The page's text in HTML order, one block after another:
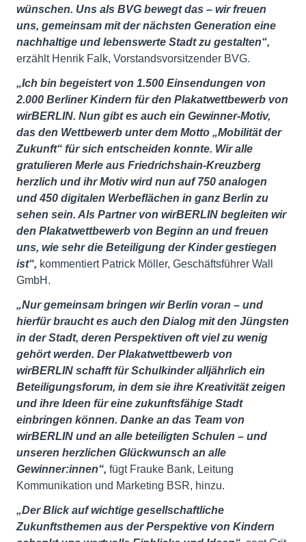
wünschen. Uns als BVG bewegt das – wir freuen
uns, gemeinsam mit der nächsten Generation eine
nachhaltige und lebenswerte Stadt zu gestalten“,
erzählt Henrik Falk, Vorstandsvorsitzender BVG.
„Ich bin begeistert von 1.500 Einsendungen von
2.000 Berliner Kindern für den Plakatwettbewerb von
wirBERLIN. Nun gibt es auch ein Gewinner-Motiv,
das den Wettbewerb unter dem Motto „Mobilität der
Zukunft“ für sich entscheiden konnte. Wir alle
gratulieren Merle aus Friedrichshain-Kreuzberg
herzlich und ihr Motiv wird nun auf 750 analogen
und 450 digitalen Werbeflächen in ganz Berlin zu
sehen sein. Als Partner von wirBERLIN begleiten wir
den Plakatwettbewerb von Beginn an und freuen
uns, wie sehr die Beteiligung der Kinder gestiegen
ist“, kommentiert Patrick Möller, Geschäftsführer Wall
GmbH.
„Nur gemeinsam bringen wir Berlin voran – und
hierfür braucht es auch den Dialog mit den Jüngsten
in der Stadt, deren Perspektiven oft viel zu wenig
gehört werden. Der Plakatwettbewerb von
wirBERLIN schafft für Schulkinder alljährlich ein
Beteiligungsforum, in dem sie ihre Kreativität zeigen
und ihre Ideen für eine zukunftsfähige Stadt
einbringen können. Danke an das Team von
wirBERLIN und an alle beteiligten Schulen – und
unseren herzlichen Glückwunsch an alle
Gewinner:innen“, fügt Frauke Bank, Leitung
Kommunikation und Marketing BSR, hinzu.
„Der Blick auf wichtige gesellschaftliche
Zukunftsthemen aus der Perspektive von Kindern